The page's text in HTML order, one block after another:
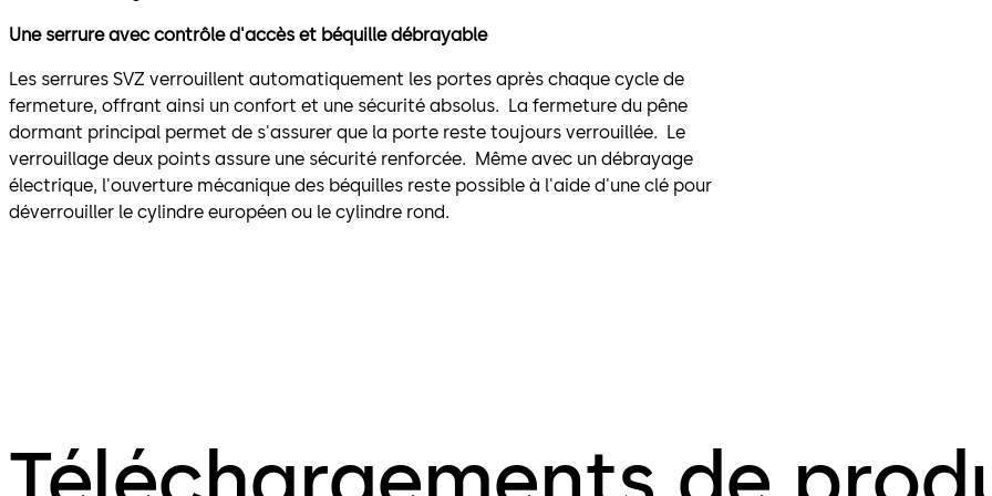
Une serrure avec contrôle d'accès et béquille débrayable
Les serrures SVZ verrouillent automatiquement les portes après chaque cycle de
fermeture, offrant ainsi un confort et une sécurité absolus. La fermeture du pêne
dormant principal permet de s'assurer que la porte reste toujours verrouillée. Le
verrouillage deux points assure une sécurité renforcée. Même avec un débrayage
électrique, l'ouverture mécanique des béquilles reste possible à l'aide d'une clé pour
déverrouiller le cylindre européen ou le cylindre rond.